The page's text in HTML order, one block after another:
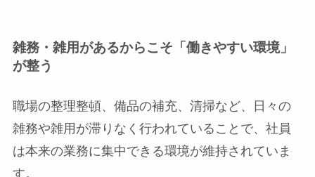
雑務・雑用があるからこそ「働きやすい環境」
が整う
職場の整理整頓、備品の補充、清掃など、日々の
雑務や雑用が滞りなく行われていることで、社員
は本来の業務に集中できる環境が維持されていま
す。